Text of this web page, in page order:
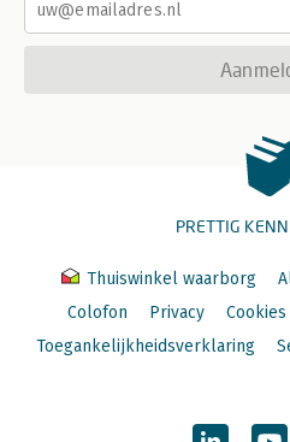
PRETTIG
Thuiswinkel waarborg
Colofon
Privacy Cookies
Toegankelijkheidsverklaring